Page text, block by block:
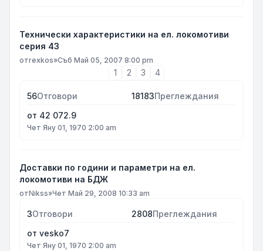
Технически характеристики на ел. локомотиви
серия 43
отrexkos»Съб Май 05, 2007 8:00 pm
1 2 3 4
56Отговори 18183Преглеждания
от 42 072.9
Чет Яну 01, 1970 2:00 am
Доставки по години и параметри на ел.
локомотиви на БДЖ
отNikss»Чет Май 29, 2008 10:33 am
3Отговори 2808Преглеждания
от vesko7
Чет Яну 01, 1970 2:00 am